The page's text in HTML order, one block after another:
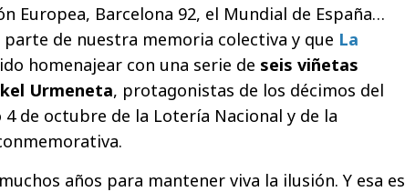
Europea, Barcelona 92, el Mundial de España…
de nuestra memoria colectiva y que La
homenajear con una serie de seis viñetas
Urmeneta, protagonistas de los décimos del
de octubre de la Lotería Nacional y de la
años para mantener viva la ilusión. Y esa es